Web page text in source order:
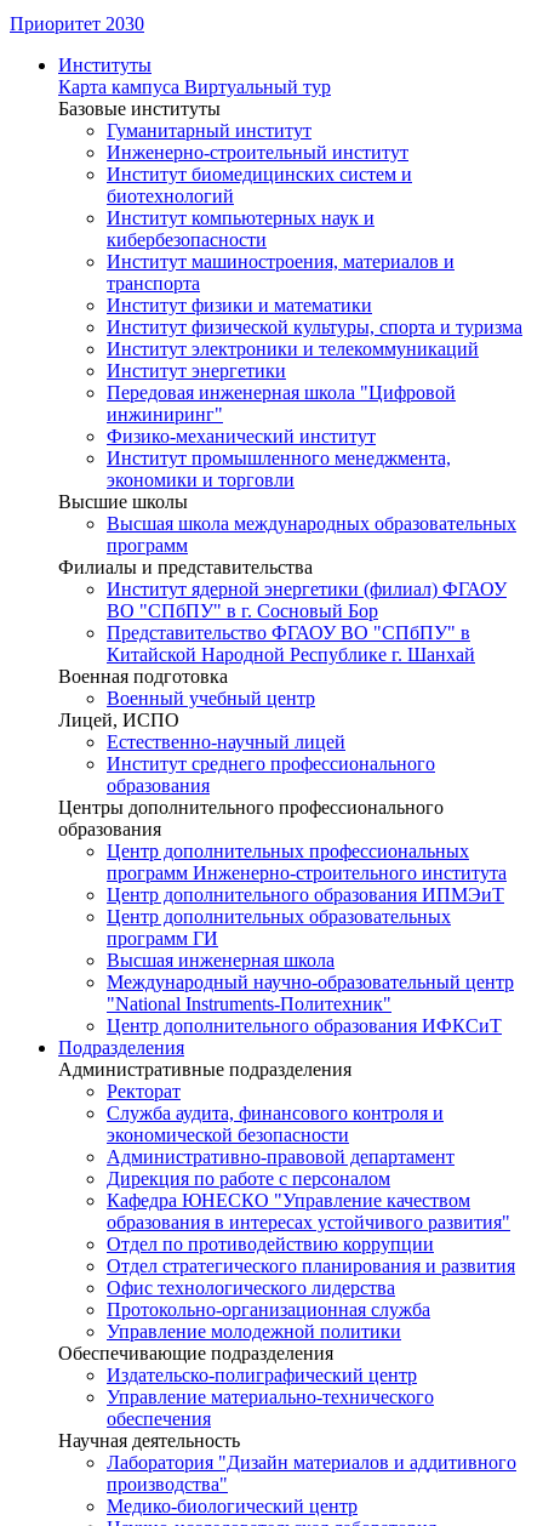
Приоритет 2030
Институты
Карта кампуса Виртуальный тур
Базовые институты
Гуманитарный институт
Инженерно-строительный институт
Институт биомедицинских систем и
биотехнологий
Институт компьютерных наук и
кибербезопасности
Институт машиностроения, материалов и
транспорта
Институт физики и математики
Институт физической культуры, спорта и туризма
Институт электроники и телекоммуникаций
Институт энергетики
Передовая инженерная школа "Цифровой
инжиниринг"
Физико-механический институт
Институт промышленного менеджмента,
экономики и торговли
Высшие школы
Высшая школа международных образовательных
программ
Филиалы и представительства
Институт ядерной энергетики (филиал) ФГАОУ
ВО "СПбПУ" в г. Сосновый Бор
Представительство ФГАОУ ВО "СПбПУ" в
Китайской Народной Республике г. Шанхай
Военная подготовка
Военный учебный центр
Лицей, ИСПО
Естественно-научный лицей
Институт среднего профессионального
образования
Центры дополнительного профессионального
образования
Центр дополнительных профессиональных
программ Инженерно-строительного института
Центр дополнительного образования ИПМЭиТ
Центр дополнительных образовательных
программ ГИ
Высшая инженерная школа
Международный научно-образовательный центр
"National Instruments-Политехник"
Центр дополнительного образования ИФКСиТ
Подразделения
Административные подразделения
Ректорат
Служба аудита, финансового контроля и
экономической безопасности
Административно-правовой департамент
Дирекция по работе с персоналом
Кафедра ЮНЕСКО "Управление качеством
образования в интересах устойчивого развития"
Отдел по противодействию коррупции
Отдел стратегического планирования и развития
Офис технологического лидерства
Протокольно-организационная служба
Управление молодежной политики
Обеспечивающие подразделения
Издательско-полиграфический центр
Управление материально-технического
обеспечения
Научная деятельность
Лаборатория "Дизайн материалов и аддитивного
производства"
Медико-биологический центр